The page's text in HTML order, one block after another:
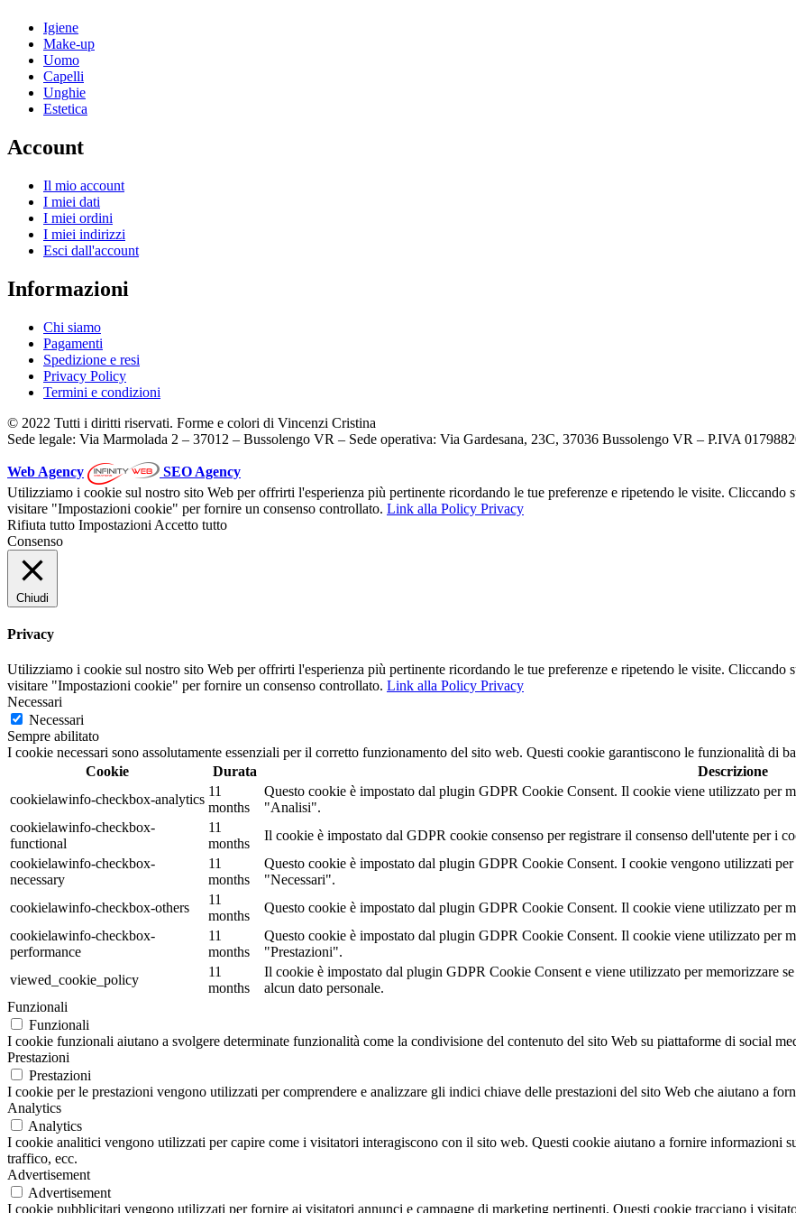
Igiene
Make-up
Uomo
Capelli
Unghie
Estetica
Account
Il mio account
I miei dati
I miei ordini
I miei indirizzi
Esci dall'account
Informazioni
Chi siamo
Pagamenti
Spedizione e resi
Privacy Policy
Termini e condizioni
© 2022 Tutti i diritti riservati. Forme e colori di Vincenzi Cristina
Sede legale: Via Marmolada 2 – 37012 – Bussolengo VR – Sede operativa: Via Gardesana, 23C, 37036 Bussolengo VR – P.IVA
Web Agency
SEO Agency
Utilizziamo i cookie sul nostro sito Web per offrirti l'esperienza più pertinente ricordando le tue preferenze e ripetendo le visite.
visitare "Impostazioni cookie" per fornire un consenso controllato. Link alla Policy Privacy
Rifiuta tutto Impostazioni Accetto tutto
Consenso
Chiudi
Privacy
Utilizziamo i cookie sul nostro sito Web per offrirti l'esperienza più pertinente ricordando le tue preferenze e ripetendo le visite.
visitare "Impostazioni cookie" per fornire un consenso controllato. Link alla Policy Privacy
Necessari
Necessari
Sempre abilitato
I cookie necessari sono assolutamente essenziali per il corretto funzionamento del sito web. Questi cookie garantiscono le funzionalità di
Cookie
Durata
Descrizione
cookielawinfo-checkbox-analytics
11
months
Questo cookie è impostato dal plugin GDPR Cookie Consent. Il cookie viene utilizzato per
"Analisi".
cookielawinfo-checkbox-
functional
11
months
Il cookie è impostato dal GDPR cookie consenso per registrare il consenso dell'utente per i
cookielawinfo-checkbox-
necessary
11
months
Questo cookie è impostato dal plugin GDPR Cookie Consent. I cookie vengono utilizzati
"Necessari".
cookielawinfo-checkbox-others
11
months
Questo cookie è impostato dal plugin GDPR Cookie Consent. Il cookie viene utilizzato per
cookielawinfo-checkbox-
performance
11
months
Questo cookie è impostato dal plugin GDPR Cookie Consent. Il cookie viene utilizzato per
"Prestazioni".
viewed_cookie_policy
11
months
Il cookie è impostato dal plugin GDPR Cookie Consent e viene utilizzato per memorizzare
alcun dato personale.
Funzionali
Funzionali
I cookie funzionali aiutano a svolgere determinate funzionalità come la condivisione del contenuto del sito Web su piattaforme di social
Prestazioni
Prestazioni
I cookie per le prestazioni vengono utilizzati per comprendere e analizzare gli indici chiave delle prestazioni del sito Web che aiutano a
Analytics
Analytics
I cookie analitici vengono utilizzati per capire come i visitatori interagiscono con il sito web. Questi cookie aiutano a fornire informazioni
traffico, ecc.
Advertisement
Advertisement
I cookie pubblicitari vengono utilizzati per fornire ai visitatori annunci e campagne di marketing pertinenti. Questi cookie tracciano i